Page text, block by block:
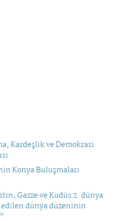
Kardeşlik ve Demokrasi
Konya Buluşmaları
Gazze ve Kudüs 2. dünya
edilen dünya düzeninin